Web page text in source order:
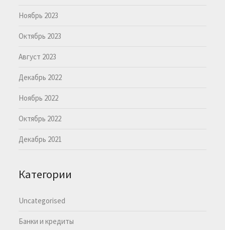
Ноябрь 2023
Октябрь 2023
Август 2023
Декабрь 2022
Ноябрь 2022
Октябрь 2022
Декабрь 2021
Категории
Uncategorised
Банки и кредиты